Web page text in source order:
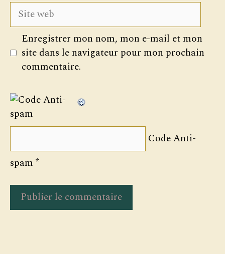
Site
web
Enregistrer mon nom, mon e-mail et mon
site dans le navigateur pour mon prochain
commentaire.
Code Anti-
spam *